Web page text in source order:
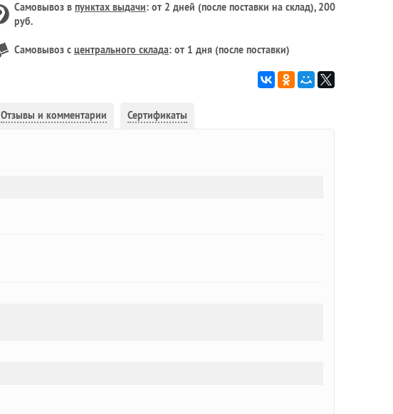
Самовывоз в пунктах выдачи: от 2 дней (после поставки на склад), 200
руб.
Самовывоз с центрального склада: от 1 дня (после поставки)
Отзывы и комментарии Сертификаты